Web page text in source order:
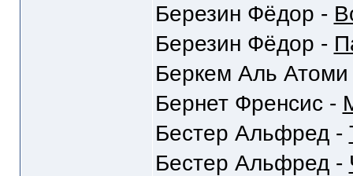
Березин Фёдор -
Березин Фёдор -
Беркем Аль
Бернет Френсис -
Бестер Альфред -
Бестер Альфред -